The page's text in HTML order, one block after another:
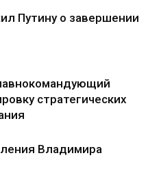
Путину о завершении
стратегических
Владимира